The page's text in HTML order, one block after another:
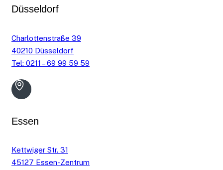
Düsseldorf
Charlottenstraße 39
40210 Düsseldorf
Tel: 0211 – 69 99 59 59
Essen
Kettwiger Str. 31
45127 Essen-Zentrum